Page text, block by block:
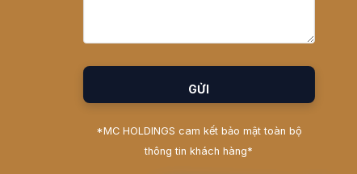
*MC HOLDINGS cam kết bảo mật toàn bộ
thông tin khách hàng*